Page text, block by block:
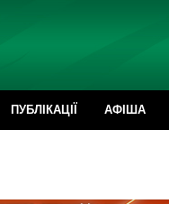
ПУБЛІКАЦІЇ АФІША